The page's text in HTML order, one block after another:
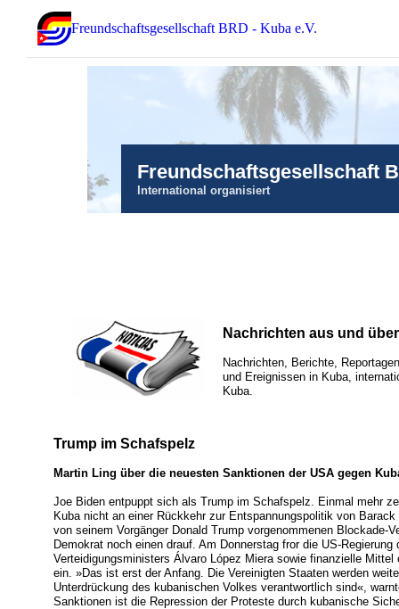
Freundschaftsgesellschaft BRD - Kuba e.V.
Freundschaftsgesellschaft
International organisiert
Nachrichten aus und
Nachrichten, Berichte,
und Ereignissen in Kuba,
Kuba.
Trump im Schafspelz
Martin Ling über die neuesten Sanktionen der USA gegen
Joe Biden entpuppt sich als Trump im Schafspelz. Einmal mehr
Kuba nicht an einer Rückkehr zur Entspannungspolitik von
von seinem Vorgänger Donald Trump vorgenommenen Blockade-
Demokrat noch einen drauf. Am Donnerstag fror die US-
Verteidigungsministers Álvaro López Miera sowie finanzielle
ein. »Das ist erst der Anfang. Die Vereinigten Staaten werden
Unterdrückung des kubanischen Volkes verantwortlich sind«,
Sanktionen ist die Repression der Proteste durch kubanische